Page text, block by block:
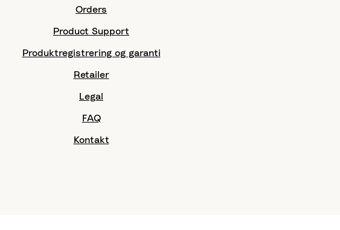
Orders
Product Support
Produktregistrering og garanti
Retailer
Legal
FAQ
Kontakt